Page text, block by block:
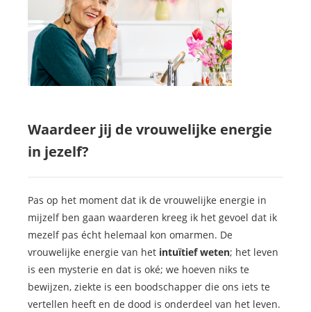
Waardeer jij de vrouwelijke energie
in jezelf?
Pas op het moment dat ik de vrouwelijke energie in
mijzelf ben gaan waarderen kreeg ik het gevoel dat ik
mezelf pas écht helemaal kon omarmen. De
vrouwelijke energie van het intuïtief weten; het leven
is een mysterie en dat is oké; we hoeven niks te
bewijzen, ziekte is een boodschapper die ons iets te
vertellen heeft en de dood is onderdeel van het leven.